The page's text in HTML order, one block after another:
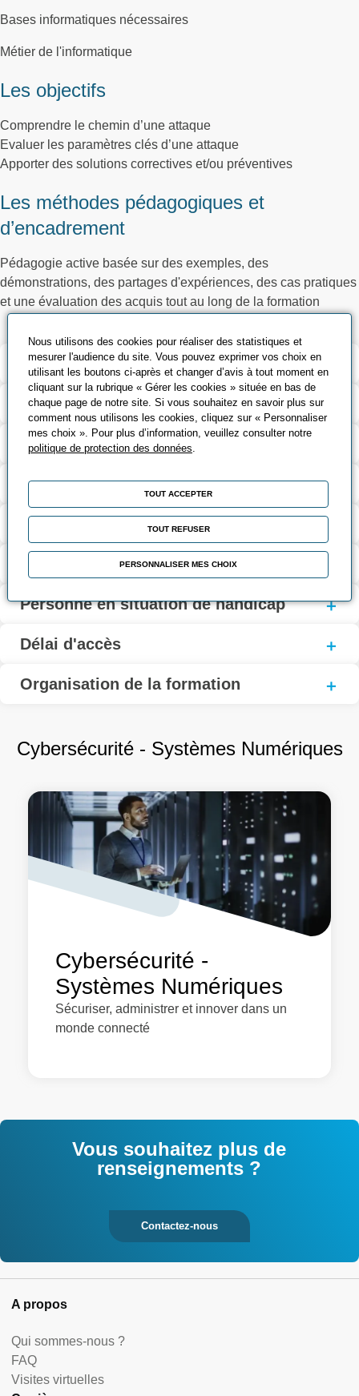
Bases informatiques nécessaires
Métier de l'informatique
Les objectifs
Comprendre le chemin d’une attaque
Evaluer les paramètres clés d’une attaque
Apporter des solutions correctives et/ou préventives
Les méthodes pédagogiques et
d’encadrement
Pédagogie active basée sur des exemples, des
démonstrations, des partages d'expériences, des cas pratiques
et une évaluation des acquis tout au long de la formation
Validation et certification
Contenu de la formation
Modalités d’évaluation
Contact
Coût et financement
Modalités d'inscription
Personne en situation de handicap
Délai d'accès
Organisation de la formation
Cybersécurité - Systèmes Numériques
Cybersécurité -
Systèmes Numériques
Sécuriser, administrer et innover dans un
monde connecté
Vous souhaitez plus de
renseignements ?
Contactez-nous
A propos
Qui sommes-nous ?
FAQ
Visites virtuelles
Nous utilisons des cookies pour réaliser des statistiques et
mesurer l'audience du site. Vous pouvez exprimer vos choix en
utilisant les boutons ci-après et changer d’avis à tout moment en
cliquant sur la rubrique « Gérer les cookies » située en bas de
chaque page de notre site. Si vous souhaitez en savoir plus sur
comment nous utilisons les cookies, cliquez sur « Personnaliser
mes choix ». Pour plus d’information, veuillez consulter notre
politique de protection des données
TOUT ACCEPTER
TOUT REFUSER
PERSONNALISER MES CHOIX